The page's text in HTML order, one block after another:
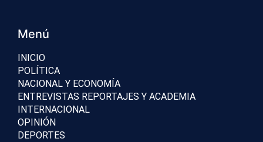
Menú
INICIO
POLÍTICA
NACIONAL Y ECONOMÍA
ENTREVISTAS REPORTAJES Y ACADEMIA
INTERNACIONAL
OPINIÓN
DEPORTES